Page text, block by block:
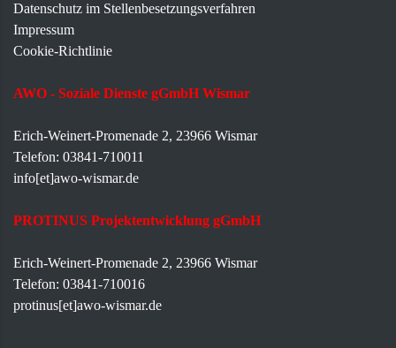
Datenschutz im Stellenbesetzungsverfahren
Impressum
Cookie-Richtlinie
AWO - Soziale Dienste gGmbH Wismar
Erich-Weinert-Promenade 2, 23966 Wismar
Telefon: 03841-710011
info[et]awo-wismar.de
PROTINUS Projektentwicklung gGmbH
Erich-Weinert-Promenade 2, 23966 Wismar
Telefon: 03841-710016
protinus[et]awo-wismar.de